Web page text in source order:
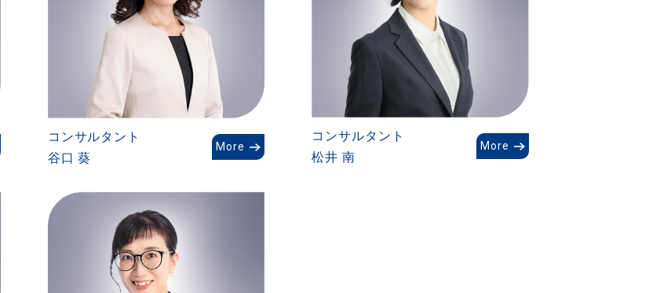
コンサルタント
谷口 葵
More
コンサルタント
松井 南
More